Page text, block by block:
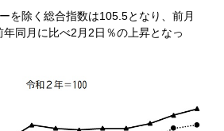
を除く総合指数は105.5となり、前月
同月に比べ2月2日％の上昇となっ